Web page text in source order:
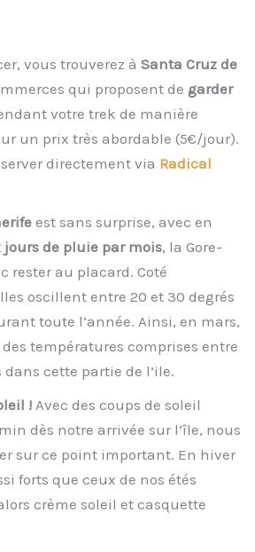
vous trouverez à Santa Cruz de
qui proposent de garder
votre trek de manière
un prix très abordable (5€/jour).
directement via Radical
est sans surprise, avec en
jours de pluie par mois, la Gore-
rester au placard. Coté
oscillent entre 20 et 30 degrés
toute l’année. Ainsi, en mars,
températures comprises entre
dans cette partie de l’ile.
! Avec des coups de soleil
dès notre arrivée sur l’île, nous
sur ce point important. En hiver
forts que ceux de nos étés
crème soleil et casquette